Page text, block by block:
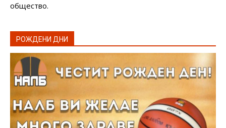
общество.
РОЖДЕНИ ДНИ